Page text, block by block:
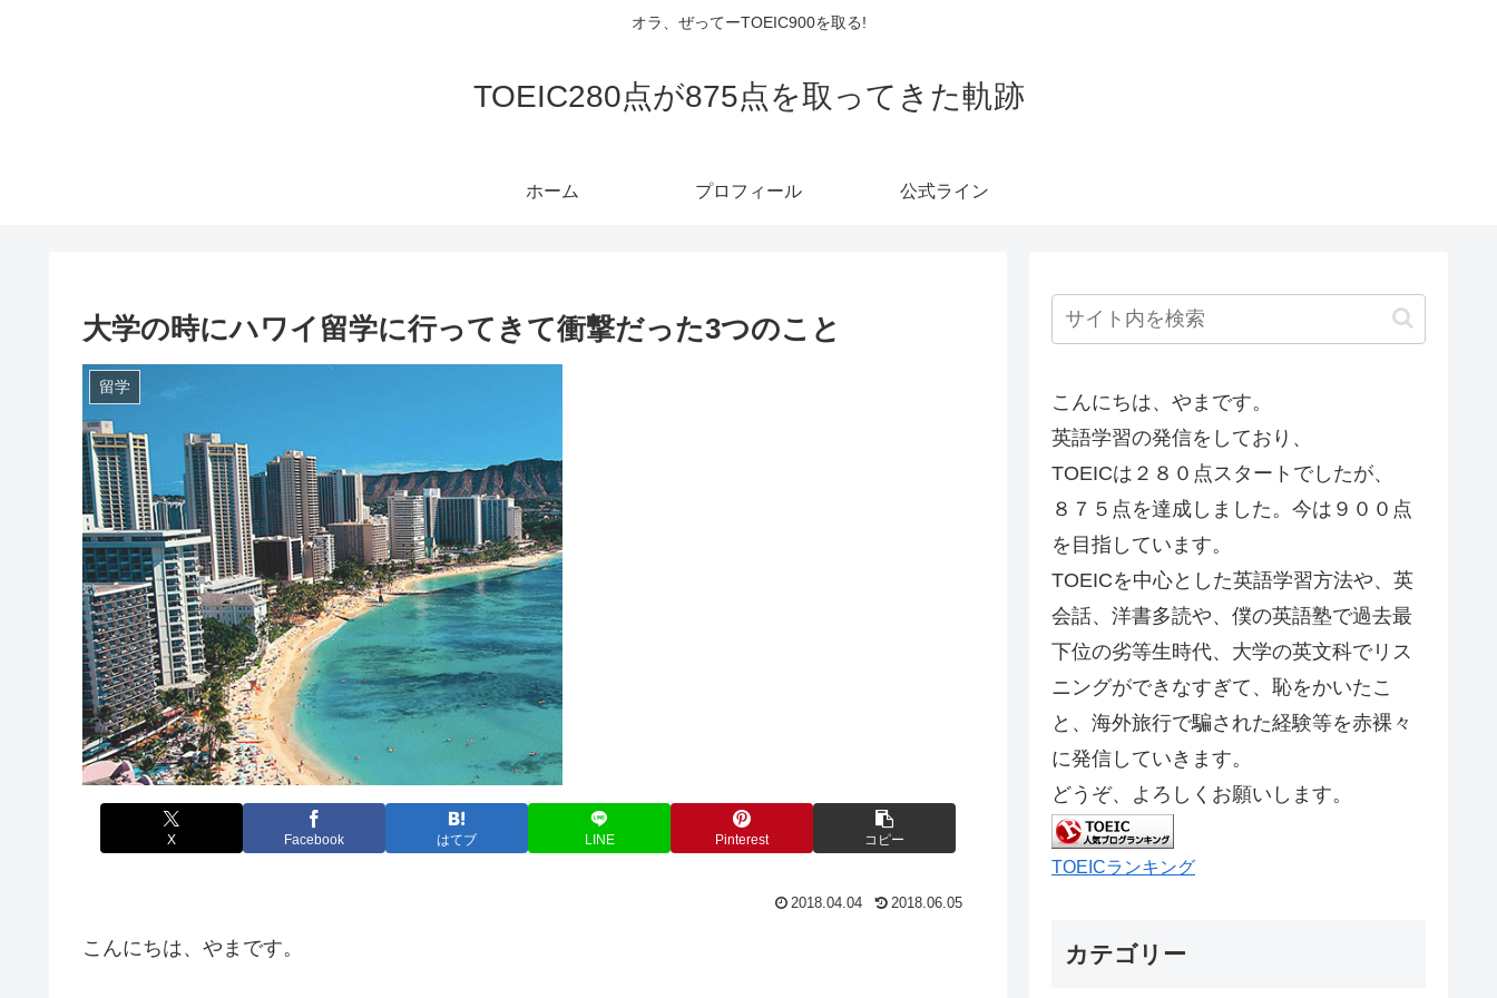
オラ、ぜってーTOEIC900を取る!
TOEIC280点が875点を取ってきた軌跡
ホーム プロフィール 公式ライン
大学の時にハワイ留学に行ってきて衝撃だった3つのこと
留学
X Facebook はてブ LINE Pinterest コピー
2018.04.04 2018.06.05
こんにちは、やまです。
こんにちは、やまです。
英語学習の発信をしており、
TOEICは２８０点スタートでしたが、
８７５点を達成しました。今は９００点
を目指しています。
TOEICを中心とした英語学習方法や、英
会話、洋書多読や、僕の英語塾で過去最
下位の劣等生時代、大学の英文科でリス
ニングができなすぎて、恥をかいたこ
と、海外旅行で騙された経験等を赤裸々
に発信していきます。
どうぞ、よろしくお願いします。
TOEICランキング
カテゴリー